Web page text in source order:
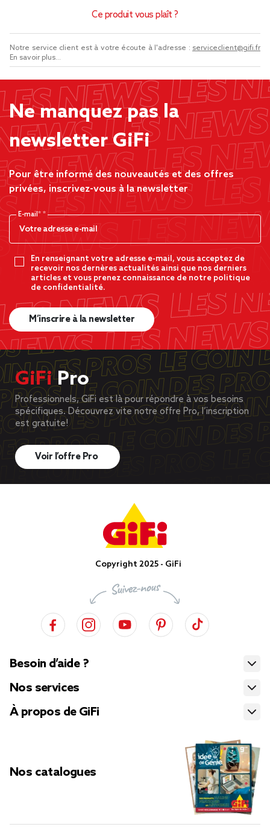
Ce produit vous plaît ?
Notre service client est à votre écoute à l'adresse : serviceclient@gifi.fr
En savoir plus...
Ne manquez pas la
newsletter GiFi
Pour être informé des nouveautés et des offres
privées, inscrivez-vous à la newsletter
E-mail*
En renseignant votre adresse e-mail, vous acceptez de
recevoir nos dernères actualités ainsi que nos derniers
articles et vous prenez connaissance de notre politique
de confidentialité.
M’inscrire à la newsletter
GiFiPro
Professionnels, GiFi est là pour répondre à vos besoins
spécifiques. Découvrez vite notre offre Pro, l’inscription
est gratuite!
Voir l’offre Pro
Copyright 2025 - GiFi
Besoin d’aide ?
Nos services
À propos de GiFi
Nos catalogues